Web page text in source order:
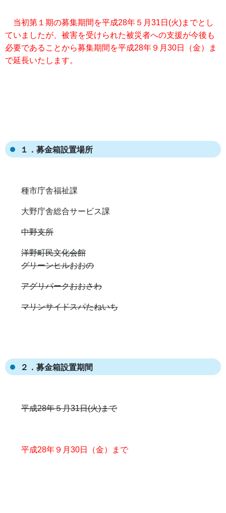
当初第１期の募集期間を平成28年５月31日(火)までとし
ていましたが、被害を受けられた被災者への支援が今後も
必要であることから募集期間を平成28年９月30日（金）ま
で延長いたします。
１．募金箱設置場所
種市庁舎福祉課
大野庁舎総合サービス課
中野支所
洋野町民文化会館
グリーンヒルおおの
アグリパークおおさわ
マリンサイドスパたねいち
２．募金箱設置期間
平成28年５月31日(火)まで
平成28年９月30日（金）まで